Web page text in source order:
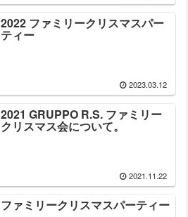
2022 ファミリークリスマスパー
ティー
2023.03.12
2021 GRUPPO R.S. ファミリー
クリスマス会について。
2021.11.22
ファミリークリスマスパーティー